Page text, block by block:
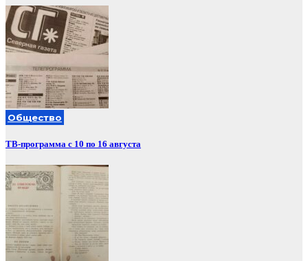
Общество
ТВ-программа с 10 по 16 августа